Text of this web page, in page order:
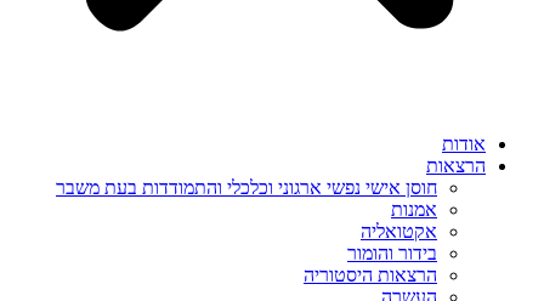
אודות
הרצאות
חוסן אישי נפשי ארגוני וכלכלי והתמודדות בעת משבר
אמנות
אקטואליה
בידור והומור
הרצאות היסטוריה